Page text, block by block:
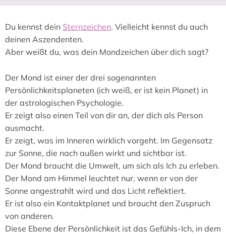
Du kennst dein Sternzeichen. Vielleicht kennst du auch
deinen Aszendenten.
Aber weißt du, was dein Mondzeichen über dich sagt?
Der Mond ist einer der drei sogenannten
Persönlichkeitsplaneten (ich weiß, er ist kein Planet) in
der astrologischen Psychologie.
Er zeigt also einen Teil von dir an, der dich als Person
ausmacht.
Er zeigt, was im Inneren wirklich vorgeht. Im Gegensatz
zur Sonne, die nach außen wirkt und sichtbar ist.
Der Mond braucht die Umwelt, um sich als Ich zu erleben.
Der Mond am Himmel leuchtet nur, wenn er von der
Sonne angestrahlt wird und das Licht reflektiert.
Er ist also ein Kontaktplanet und braucht den Zuspruch
von anderen.
Diese Ebene der Persönlichkeit ist das Gefühls-Ich, in dem